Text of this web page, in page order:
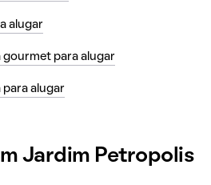
alugar
para alugar
alugar
Jardim Petropolis